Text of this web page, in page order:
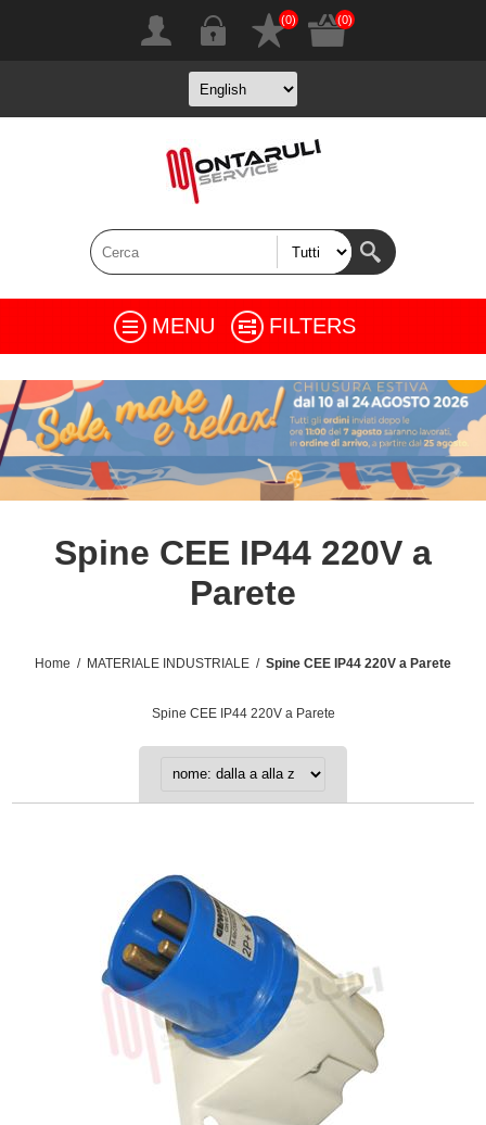
(0) (0)
MENU FILTERS
Spine CEE IP44 220V a
Parete
Home / MATERIALE INDUSTRIALE / Spine CEE IP44 220V a Parete
Spine CEE IP44 220V a Parete